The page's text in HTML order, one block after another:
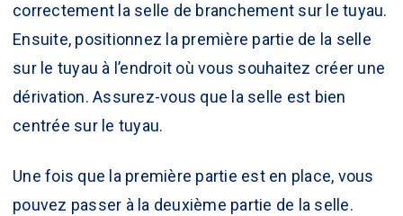
correctement la selle de branchement sur le tuyau.
Ensuite, positionnez la première partie de la selle
sur le tuyau à l’endroit où vous souhaitez créer une
dérivation. Assurez-vous que la selle est bien
centrée sur le tuyau.
Une fois que la première partie est en place, vous
pouvez passer à la deuxième partie de la selle.